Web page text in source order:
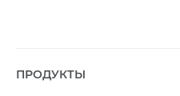
ПРОДУКТЫ